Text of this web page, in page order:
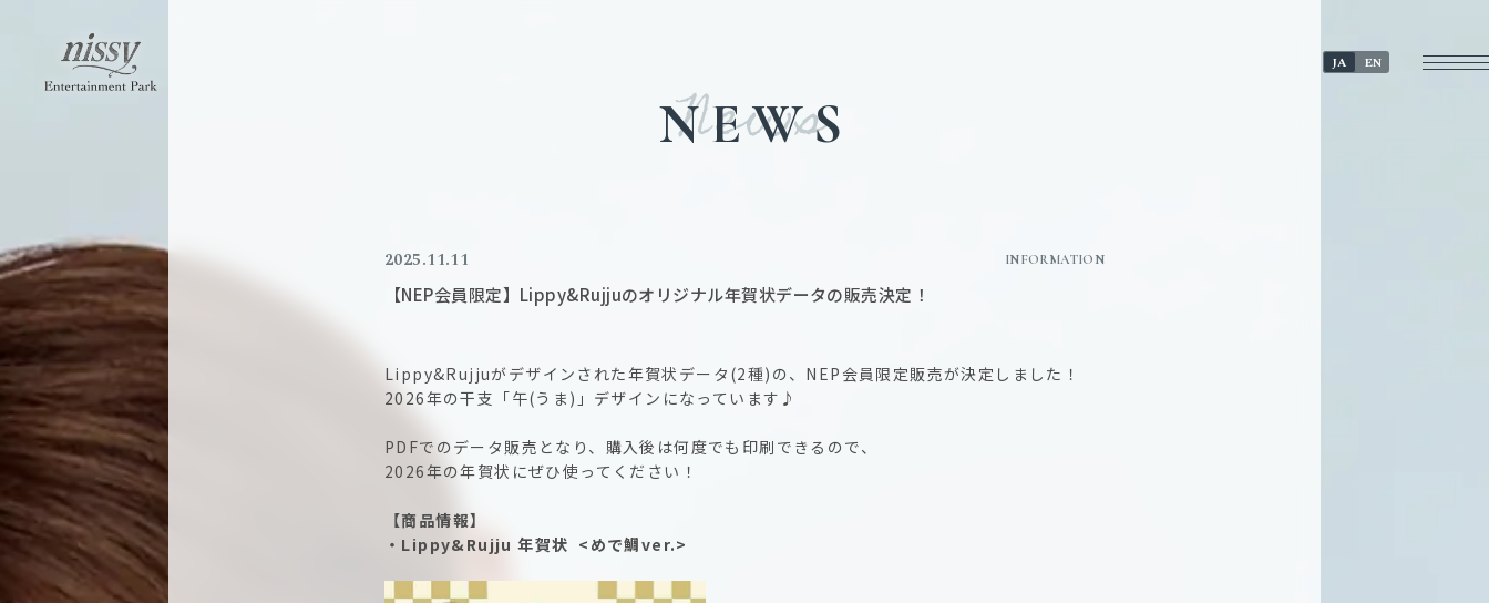
JA EN
NEWS
News
【NEP会員限定】Lippy&Rujjuのオリジナル年賀状データの販売決定！
2025.11.11 INFORMATION
Lippy&Rujjuがデザインされた年賀状データ(2種)の、NEP会員限定販売が決定しました！
2026年の干支「午(うま)」デザインになっています♪
PDFでのデータ販売となり、購入後は何度でも印刷できるので、
2026年の年賀状にぜひ使ってください！
【商品情報】
・Lippy&Rujju 年賀状 <めで鯛ver.>